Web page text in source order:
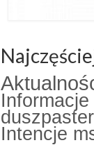
Informacje
Intencje